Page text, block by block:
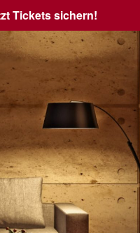
Tickets sichern!